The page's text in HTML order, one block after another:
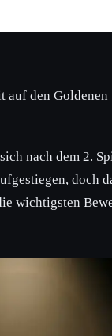
den
nach dem 2.
doch
wichtigsten